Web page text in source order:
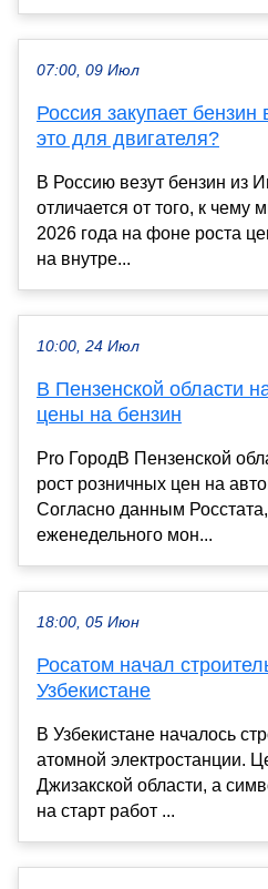
07:00, 09 Июл
Россия закупает
это для двигателя?
В Россию везут бензин из
отличается от того, к
2026 года на фоне роста
на внутре...
10:00, 24 Июл
В Пензенской области
цены на бензин
Pro ГородВ Пензенской
рост розничных цен на
Согласно данным
еженедельного мон...
18:00, 05 Июн
Росатом начал
Узбекистане
В Узбекистане началось
атомной электростанции.
Джизакской области, а
на старт работ ...